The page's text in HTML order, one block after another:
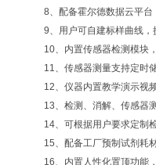
8、配备霍尔德数据云平
9、用户可自建标样曲线
10、内置传感器检测模块
11、传感器测量支持定时
12、仪器内置教学演示视
13、检测、消解、传感器
14、可根据用户要求定制
15、配备工厂预制试剂耗
16、内置人性化置顶功能